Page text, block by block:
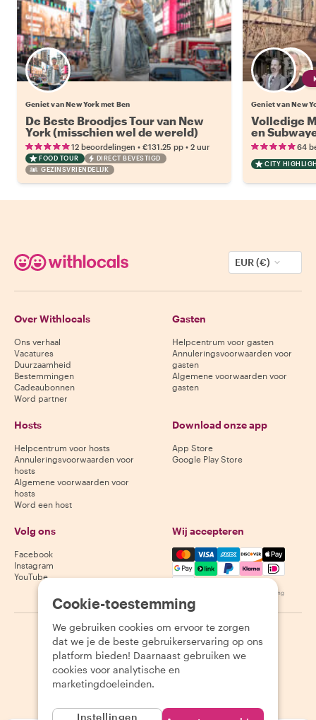
Geniet van New York met Ben
De Beste Broodjes Tour van New
York (misschien wel de wereld)
12 beoordelingen • €131.25 pp • 2 uur
FOOD TOUR
DIRECT BEVESTIGD
GEZINSVRIENDELIJK
Geniet van New
Volledige
en
64
CITY
EUR (€)
Over Withlocals
Ons verhaal
Vacatures
Duurzaamheid
Bestemmingen
Cadeaubonnen
Word partner
Gasten
Helpcentrum voor gasten
Annuleringsvoorwaarden voor
gasten
Algemene voorwaarden voor
gasten
Hosts
Helpcentrum voor hosts
Annuleringsvoorwaarden voor
hosts
Algemene voorwaarden voor
hosts
Word een host
Download onze app
App Store
Google Play Store
Volg ons
Facebook
Instagram
YouTube
Wij accepteren
Mastercard, Visa, Amex,
Beschikbaarheid varieert per bestemming
2026 Withlocals.com Privacybeleid Cookies
Cookie-toestemming
We gebruiken cookies om ervoor te zorgen
dat we je de beste gebruikerservaring op ons
platform bieden! Daarnaast gebruiken we
cookies voor analytische en
marketingdoeleinden.
Instellingen